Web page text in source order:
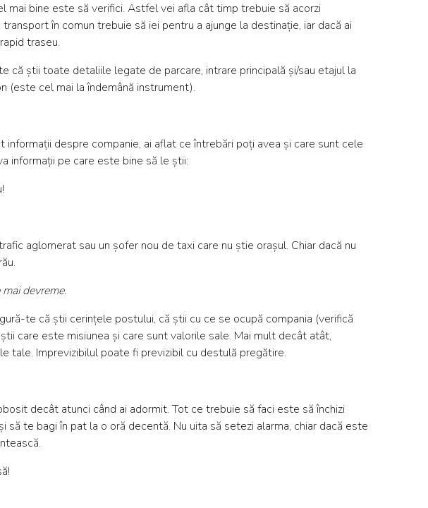
mai bine este să verifici. Astfel vei afla cât timp trebuie să acorzi
în comun trebuie să iei pentru a ajunge la destinație, iar dacă ai
traseu.
că știi toate detaliile legate de parcare, intrare principală și/sau etajul la
(este cel mai la îndemână instrument).
despre companie, ai aflat ce întrebări poți avea și care sunt cele
informații pe care este bine să le știi:
aglomerat sau un șofer nou de taxi care nu știe orașul. Chiar dacă nu
devreme.
te că știi cerințele postului, că știi cu ce se ocupă compania (verifică
care este misiunea și care sunt valorile sale. Mai mult decât atât,
tale. Imprevizibilul poate fi previzibil cu destulă pregătire.
decât atunci când ai adormit. Tot ce trebuie să faci este să închizi
te bagi în pat la o oră decentă. Nu uita să setezi alarma, chiar dacă este